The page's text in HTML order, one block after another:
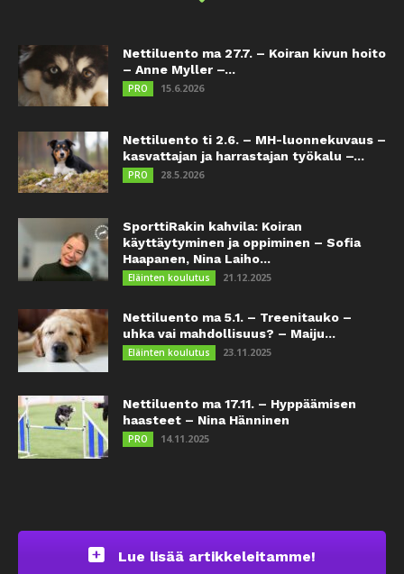
Nettiluento ma 27.7. – Koiran kivun hoito
– Anne Myller –...
PRO 15.6.2026
Nettiluento ti 2.6. – MH-luonnekuvaus –
kasvattajan ja harrastajan työkalu –...
PRO 28.5.2026
SporttiRakin kahvila: Koiran
käyttäytyminen ja oppiminen – Sofia
Haapanen, Nina Laiho...
Eläinten koulutus 21.12.2025
Nettiluento ma 5.1. – Treenitauko –
uhka vai mahdollisuus? – Maiju...
Eläinten koulutus 23.11.2025
Nettiluento ma 17.11. – Hyppäämisen
haasteet – Nina Hänninen
PRO 14.11.2025
Lue lisää artikkeleitamme!